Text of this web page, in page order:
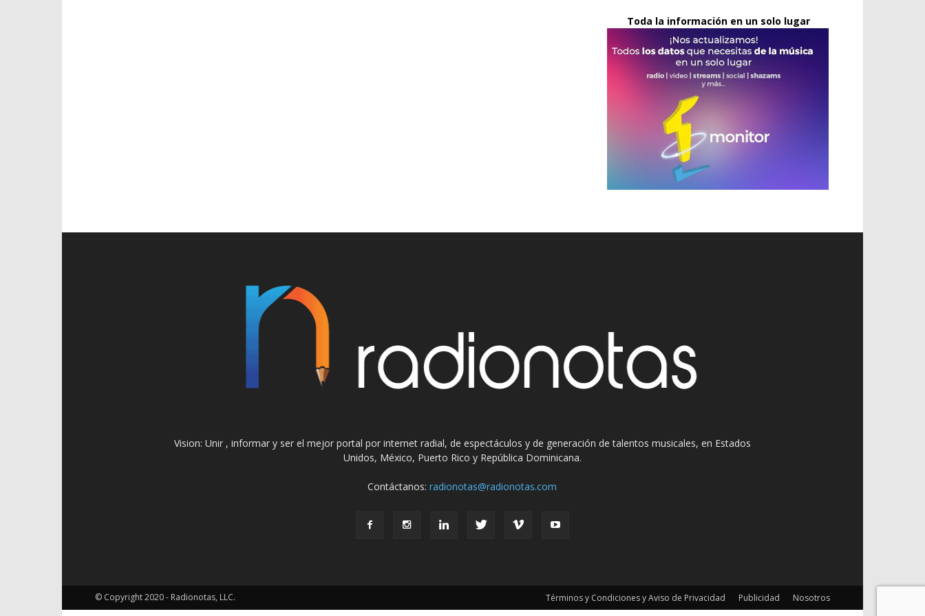
Toda la información en un solo lugar
Vision: Unir , informar y ser el mejor portal por internet radial, de espectáculos y de generación de talentos musicales, en Estados
Unidos, México, Puerto Rico y República Dominicana.
Contáctanos:radionotas@radionotas.com
Términos y Condiciones y Aviso de Privacidad Publicidad Nosotros
© Copyright 2020 - Radionotas, LLC.